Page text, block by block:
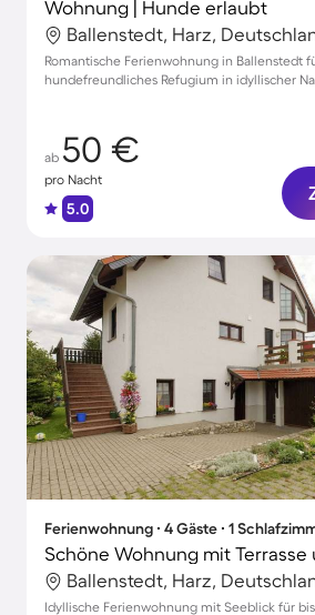
Wohnung | Hunde erlaubt
Ballenstedt, Harz,
Romantische Ferienwohnung in Ballenstedt
hundefreundliches Refugium in idyllischer
ab 50 €
pro Nacht
5.0
Ferienwohnung ∙ 4 Gäste ∙ 1
Ballenstedt, Harz,
Idyllische Ferienwohnung mit Seeblick für